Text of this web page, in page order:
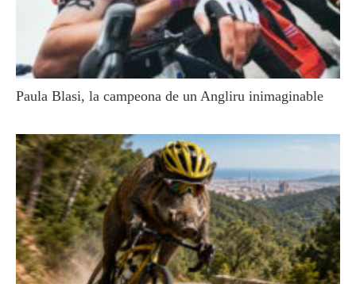
Paula Blasi, la campeona de un Angliru inimaginable